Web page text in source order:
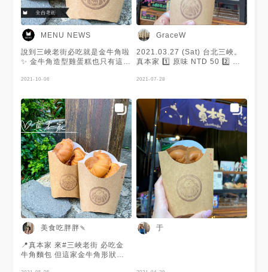
MENU NEWS
說到三峽老街必吃就是金牛角啦
✨ 金牛角造型雞蛋糕也只有這裡
選擇多種口味😍 黑糖麻糬、芋
與Q彈麻糬超合拍、芋泥香氣爆
棚❗️ 還會研發創新口味😘 流沙、
酥皮濃湯👀 非常推薦試試👍 謝
謝 @美食吃胖胖🍡 提供美照🧡
2021-10-06
GraceW
2021.03.27 (Sat) 台北三峽。
真本家 1️⃣ 原味 NTD 50 2️⃣ 黑
#葛蕾絲吃三峽 #葛蕾絲吃小吃
2021-07-28
美食吃胖胖🍡
📍真本家 來#三峽老街 必吃金
牛角麵包 但這家金牛角形狀的#
于